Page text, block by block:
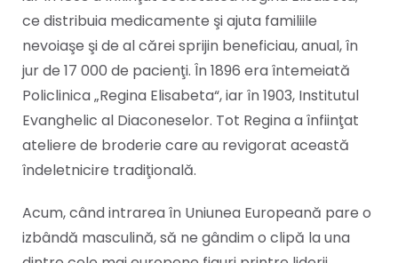
ce distribuia medicamente şi ajuta familiile
nevoiaşe şi de al cărei sprijin beneficiau, anual, în
jur de 17 000 de pacienţi. În 1896 era întemeiată
Policlinica „Regina Elisabeta“, iar în 1903, Institutul
Evanghelic al Diaconeselor. Tot Regina a înfiinţat
ateliere de broderie care au revigorat această
îndeletnicire tradiţională.
Acum, când intrarea în Uniunea Europeană pare o
izbândă masculină, să ne gândim o clipă la una